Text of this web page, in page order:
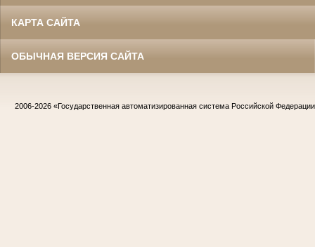
КАРТА САЙТА
ОБЫЧНАЯ ВЕРСИЯ САЙТА
2006-2026 «Государственная автоматизированная система Российской